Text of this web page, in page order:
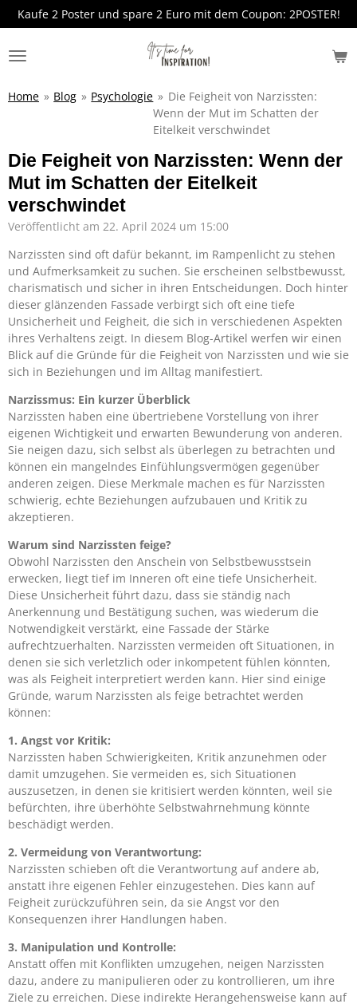
Zum
Hauptinhalt
springen
Kaufe 2 Poster und spare 2 Euro mit dem Coupon: 2POSTER!
Home » Blog » Psychologie » Die Feigheit von Narzissten:
Wenn der Mut im Schatten der
Eitelkeit verschwindet
Die Feigheit von Narzissten: Wenn der
Mut im Schatten der Eitelkeit
verschwindet
Veröffentlicht am 22. April 2024 um 15:00
Narzissten sind oft dafür bekannt, im Rampenlicht zu stehen
und Aufmerksamkeit zu suchen. Sie erscheinen selbstbewusst,
charismatisch und sicher in ihren Entscheidungen. Doch hinter
dieser glänzenden Fassade verbirgt sich oft eine tiefe
Unsicherheit und Feigheit, die sich in verschiedenen Aspekten
ihres Verhaltens zeigt. In diesem Blog-Artikel werfen wir einen
Blick auf die Gründe für die Feigheit von Narzissten und wie sie
sich in Beziehungen und im Alltag manifestiert.
Narzissmus: Ein kurzer Überblick
Narzissten haben eine übertriebene Vorstellung von ihrer
eigenen Wichtigkeit und erwarten Bewunderung von anderen.
Sie neigen dazu, sich selbst als überlegen zu betrachten und
können ein mangelndes Einfühlungsvermögen gegenüber
anderen zeigen. Diese Merkmale machen es für Narzissten
schwierig, echte Beziehungen aufzubauen und Kritik zu
akzeptieren.
Warum sind Narzissten feige?
Obwohl Narzissten den Anschein von Selbstbewusstsein
erwecken, liegt tief im Inneren oft eine tiefe Unsicherheit.
Diese Unsicherheit führt dazu, dass sie ständig nach
Anerkennung und Bestätigung suchen, was wiederum die
Notwendigkeit verstärkt, eine Fassade der Stärke
aufrechtzuerhalten. Narzissten vermeiden oft Situationen, in
denen sie sich verletzlich oder inkompetent fühlen könnten,
was als Feigheit interpretiert werden kann. Hier sind einige
Gründe, warum Narzissten als feige betrachtet werden
können:
1. Angst vor Kritik:
Narzissten haben Schwierigkeiten, Kritik anzunehmen oder
damit umzugehen. Sie vermeiden es, sich Situationen
auszusetzen, in denen sie kritisiert werden könnten, weil sie
befürchten, ihre überhöhte Selbstwahrnehmung könnte
beschädigt werden.
2. Vermeidung von Verantwortung:
Narzissten schieben oft die Verantwortung auf andere ab,
anstatt ihre eigenen Fehler einzugestehen. Dies kann auf
Feigheit zurückzuführen sein, da sie Angst vor den
Konsequenzen ihrer Handlungen haben.
3. Manipulation und Kontrolle:
Anstatt offen mit Konflikten umzugehen, neigen Narzissten
dazu, andere zu manipulieren oder zu kontrollieren, um ihre
Ziele zu erreichen. Diese indirekte Herangehensweise kann auf